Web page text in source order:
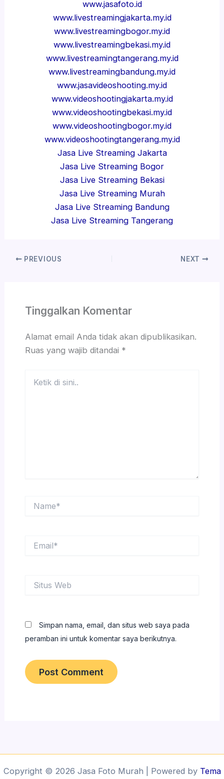
www.jasafoto.id
www.livestreamingjakarta.my.id
www.livestreamingbogor.my.id
www.livestreamingbekasi.my.id
www.livestreamingtangerang.my.id
www.livestreamingbandung.my.id
www.jasavideoshooting.my.id
www.videoshootingjakarta.my.id
www.videoshootingbekasi.my.id
www.videoshootingbogor.my.id
www.videoshootingtangerang.my.id
Jasa Live Streaming Jakarta
Jasa Live Streaming Bogor
Jasa Live Streaming Bekasi
Jasa Live Streaming Murah
Jasa Live Streaming Bandung
Jasa Live Streaming Tangerang
PREVIOUS NEXT
Tinggalkan Komentar
Alamat email Anda tidak akan dipublikasikan.
Ruas yang wajib ditandai *
Web
Simpan nama, email, dan situs web saya pada
peramban ini untuk komentar saya berikutnya.
Copyright © 2026 Jasa Foto Murah | Powered by Tema